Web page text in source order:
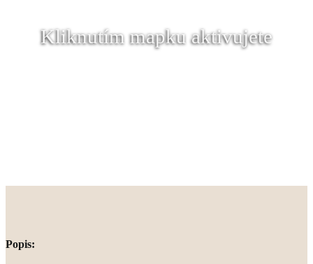
Kliknutím mapku aktivujete
Popis: